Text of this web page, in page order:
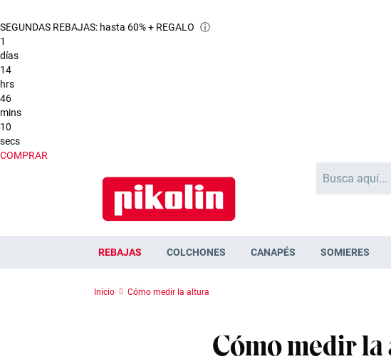
Buscar
SEGUNDAS REBAJAS: hasta 60% + REGALO ⓘ
1
días
14
hrs
46
mins
9
secs
COMPRAR
REBAJAS COLCHONES CANAPÉS SOMIERES
Inicio Cómo medir la altura
Cómo medir